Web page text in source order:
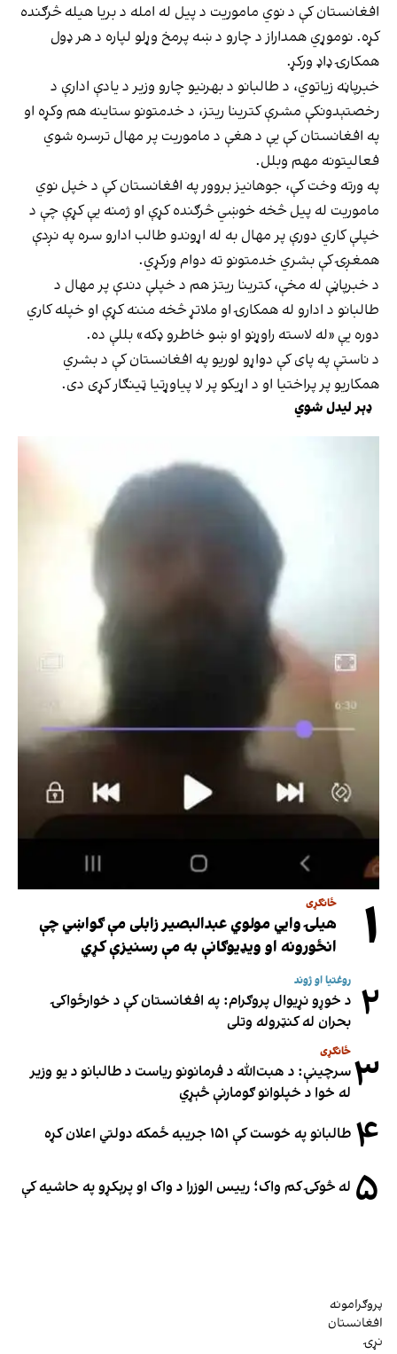
افغانستان کې د نوي ماموریت د پیل له امله د بریا هیله څرګنده
کړه. نوموړي همداراز د چارو د ښه پرمخ وړلو لپاره د هر ډول
همکارۍ ډاډ ورکړ.
خبرپاڼه زیاتوي، د طالبانو د بهرنیو چارو وزیر د یادې ادارې د
رخصتېدونکې مشرې کترینا ریتز، د خدمتونو ستاینه هم وکړه او
په افغانستان کې یې د هغې د ماموریت پر مهال ترسره شوي
فعالیتونه مهم وبلل.
په ورته وخت کې، جوهانیز بروور په افغانستان کې د خپل نوي
ماموریت له پیل څخه خوښي څرګنده کړې او ژمنه یې کړې چې د
خپلې کاري دورې پر مهال به له اړوندو طالب ادارو سره په نږدې
همغږۍ کې بشري خدمتونو ته دوام ورکړي.
د خبرپاڼې له مخې، کترینا ریتز هم د خپلې دندې پر مهال د
طالبانو د ادارو له همکارۍ او ملاتړ څخه مننه کړې او خپله کاري
دوره یې «له لاسته راوړنو او ښو خاطرو ډکه» بللې ده.
د ناستې په پای کې دواړو لوریو په افغانستان کې د بشري
همکاریو پر پراختیا او د اړیکو پر لا پیاوړتیا ټینګار کړی دی.
ډېر لیدل شوي
۱ ځانګړی
هیلۍ وایي مولوي عبدالبصیر زابلی مې ګواښي چې
انځورونه او ویډیوګانې به مې رسنیزې کړي
۲ روغتیا او ژوند
د خوړو نړیوال پروګرام: په افغانستان کې د خوارځواکۍ
بحران له کنټروله وتلی
۳ ځانګړی
سرچینې: د هبت‌الله د فرمانونو ریاست د طالبانو د یو وزیر
له خوا د خپلوانو ګومارنې څېړي
۴ طالبانو په خوست کې ۱۵۱ جریبه ځمکه دولتي اعلان کړه
۵ له څوکۍ کم واک؛ رییس الوزرا د واک او پرېکړو په حاشیه کې
پروګرامونه
افغانستان
نړۍ